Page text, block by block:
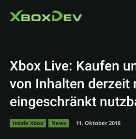
Xbox Live: Kaufen
von Inhalten derzeit
eingeschränkt
Inside Xbox News 11. Oktober 2018